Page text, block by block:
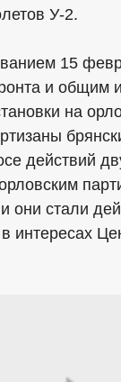
У-2.
15
и общим
на
действий
они стали
интересах